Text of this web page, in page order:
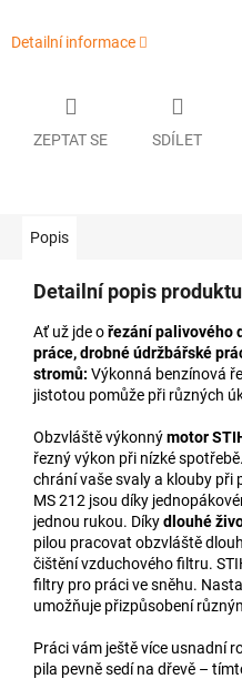
Detailní informace
ZEPTAT SE SDÍLET
Popis
Detailní popis produktu
Ať už jde ořezání palivového
práce, drobné údržbářské
stromů: Výkonná benzínová
jistotou pomůže při různých
Obzvláště výkonnýmotor
řezný výkon při nízké
chrání vaše svaly a klouby při
MS 212 jsou díky
jednou rukou. Díkydlouhé
pilou pracovat obzvláště
čištění vzduchového filtru.
filtry pro práci ve sněhu.
umožňuje přizpůsobení
Práci vám ještě více usnadní
pila pevně sedí na dřevě –